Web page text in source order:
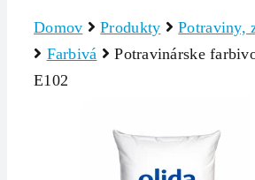
Domov Produkty
Potraviny,
Farbivá
Potravinárske
E102